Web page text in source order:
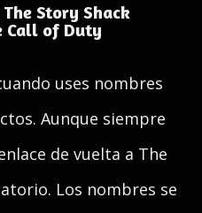
Story Shack
Call of Duty
uses nombres
Aunque siempre
de vuelta a The
Los nombres se